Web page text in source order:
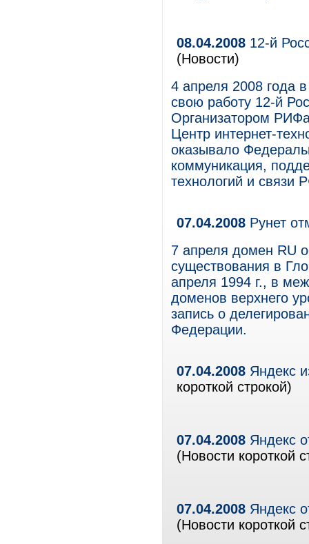
08.04.2008 12-й
(Новости)
4 апреля 2008 года
свою работу 12-й
Организатором
Центр интернет-
оказывало
коммуникация,
технологий и связи
07.04.2008 Рунет
7 апреля домен RU
существования в
апреля 1994 г., в
доменов верхнего
запись о
Федерации.
07.04.2008 Яндекс
короткой строкой)
07.04.2008 Яндекс
(Новости короткой
07.04.2008 Яндекс
(Новости короткой